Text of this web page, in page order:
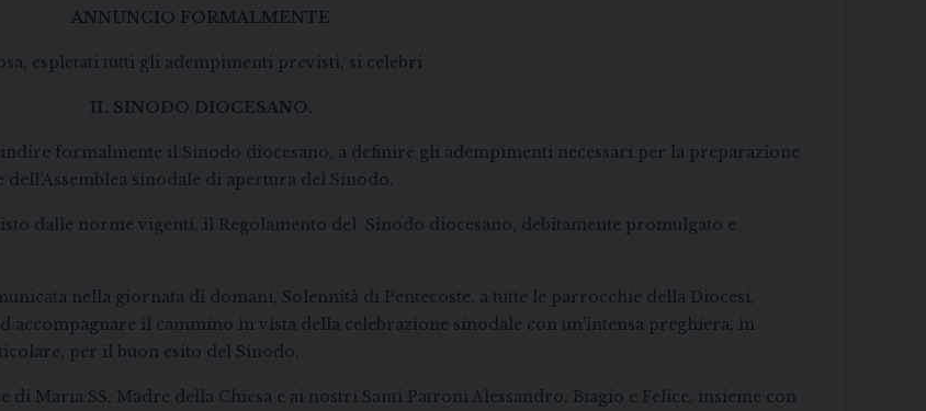
ANNUNCIO FORMALMENTE
espletati tutti gli adempimenti previsti, si celebri
IL SINODO DIOCESANO.
formalmente il Sinodo diocesano, a definire gli adempimenti necessari per la preparazione
sinodale di apertura del Sinodo.
dalle norme vigenti, il Regolamento del Sinodo diocesano, debitamente promulgato e
nella giornata di domani, Solennità di Pentecoste, a tutte le parrocchie della Diocesi,
accompagnare il cammino in vista della celebrazione sinodale con un’intensa preghiera, in
per il buon esito del Sinodo.
Maria SS. Madre della Chiesa e ai nostri Santi Patroni Alessandro, Biagio e Felice, insieme con